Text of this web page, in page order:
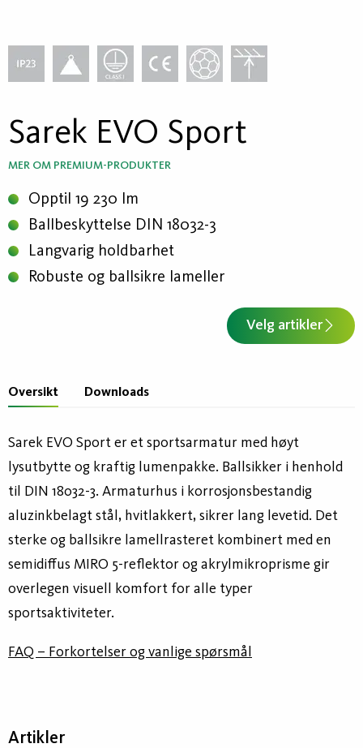
Sarek EVO Sport
MER OM PREMIUM-PRODUKTER
Opptil 19 230 lm
Ballbeskyttelse DIN 18032-3
Langvarig holdbarhet
Robuste og ballsikre lameller
Velg artikler
Oversikt Downloads
Sarek EVO Sport er et sportsarmatur med høyt
lysutbytte og kraftig lumenpakke. Ballsikker i henhold
til DIN 18032-3. Armaturhus i korrosjonsbestandig
aluzinkbelagt stål, hvitlakkert, sikrer lang levetid. Det
sterke og ballsikre lamellrasteret kombinert med en
semidiffus MIRO 5-reflektor og akrylmikroprisme gir
overlegen visuell komfort for alle typer
sportsaktiviteter.
FAQ – Forkortelser og vanlige spørsmål
Artikler